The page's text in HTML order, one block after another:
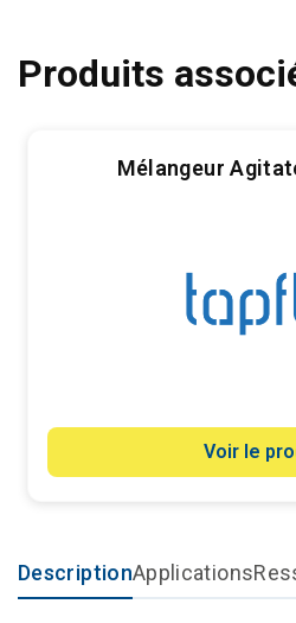
Produits
Mélangeur
Voir le
DescriptionApplications